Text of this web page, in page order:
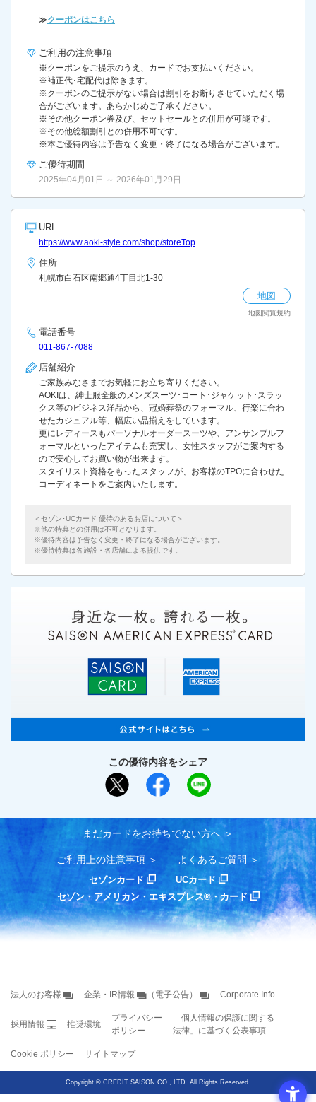
≫クーポンはこちら
ご利用の注意事項
※クーポンをご提示のうえ、カードでお支払いください。
※補正代･宅配代は除きます。
※クーポンのご提示がない場合は割引をお断りさせていただく場
合がございます。あらかじめご了承ください。
※その他クーポン券及び、セットセールとの併用が可能です。
※その他総額割引との併用不可です。
※本ご優待内容は予告なく変更・終了になる場合がございます。
ご優待期間
2025年04月01日 ～ 2026年01月29日
URL
https://www.aoki-style.com/shop/storeTop
住所
札幌市白石区南郷通4丁目北1-30
地図
地図閲覧規約
電話番号
011-867-7088
店舗紹介
ご家族みなさまでお気軽にお立ち寄りください。
AOKIは、紳士服全般のメンズスーツ･コート･ジャケット･スラッ
クス等のビジネス洋品から、冠婚葬祭のフォーマル、行楽に合わ
せたカジュアル等、幅広い品揃えをしています。
更にレディースもパーソナルオーダースーツや、アンサンブルフ
ォーマルといったアイテムも充実し、女性スタッフがご案内する
ので安心してお買い物が出来ます。
スタイリスト資格をもったスタッフが、お客様のTPOに合わせた
コーディネートをご案内いたします。
＜セゾン･UCカード 優待のあるお店について＞
他の特典との併用は不可となります。
優待内容は予告なく変更・終了になる場合がございます。
優待特典は各施設・各店舗による提供です。
この優待内容をシェア
まだカードをお持ちでない⽅へ
ご利用上の注意事項 よくあるご質問
セゾンカード
UCカード
セゾン・アメリカン・エキスプレス®・カード
法人のお客様 企業・IR情報 （電子公告） Corporate Info
採用情報 推奨環境
プライバシー
ポリシー
「個人情報の保護に関する
法律」に基づく公表事項
Cookie ポリシー サイトマップ
Copyright © CREDIT SAISON CO., LTD. All Rights Reserved.